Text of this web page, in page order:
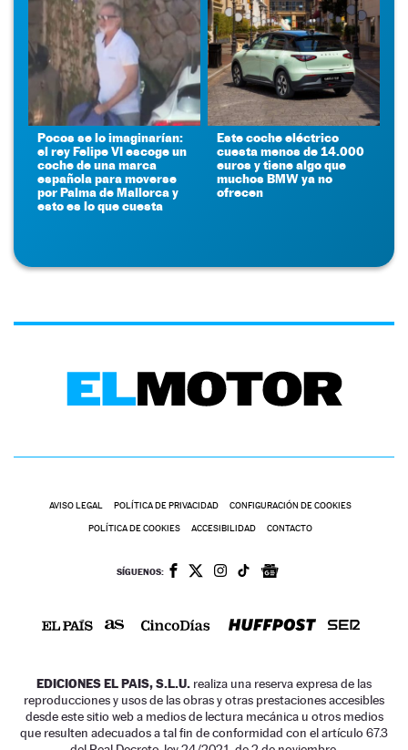
Pocos se lo imaginarían:
el rey Felipe VI escoge un
coche de una marca
española para moverse
por Palma de Mallorca y
esto es lo que cuesta
Este coche eléctrico
cuesta menos de 14.000
euros y tiene algo que
muchos BMW ya no
ofrecen
AVISO LEGAL POLÍTICA DE PRIVACIDAD CONFIGURACIÓN DE COOKIES
POLÍTICA DE COOKIES ACCESIBILIDAD CONTACTO
SÍGUENOS:
EDICIONES EL PAIS, S.L.U. realiza una reserva expresa de las
reproducciones y usos de las obras y otras prestaciones accesibles
desde este sitio web a medios de lectura mecánica u otros medios
que resulten adecuados a tal fin de conformidad con el artículo 67.3